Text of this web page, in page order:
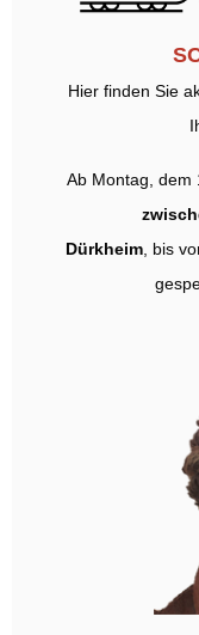
Hier finden Sie
Ab Montag, dem
Dürkheim , bis